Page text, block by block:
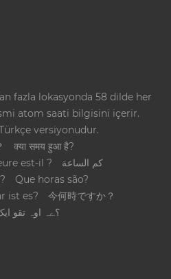
fazla lokasyonda 58 dilde her
atom saati bilgisini içerir.
versiyonudur.
क्या समय हुआ है?
est-il ?
كم الساعة
Que horas são?
ist es?
今何時ですか？
؟ےہ اوہ تقو